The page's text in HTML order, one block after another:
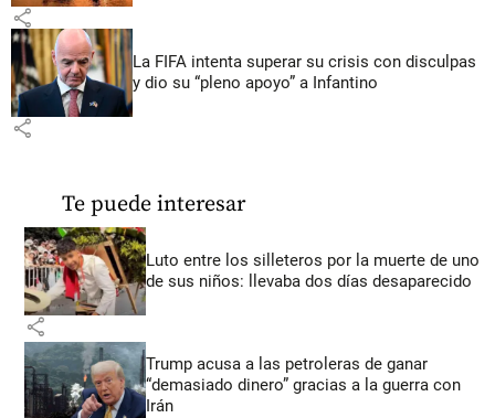
share
La FIFA intenta superar su crisis con disculpas
y dio su “pleno apoyo” a Infantino
share
Te puede interesar
Luto entre los silleteros por la muerte de uno
de sus niños: llevaba dos días desaparecido
share
Trump acusa a las petroleras de ganar
“demasiado dinero” gracias a la guerra con
Irán